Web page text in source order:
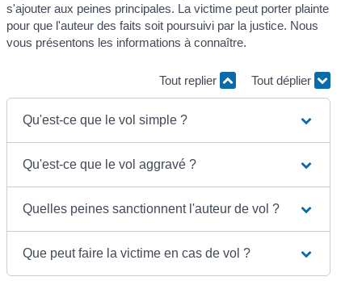
s'ajouter aux peines principales. La victime peut porter plainte
pour que l'auteur des faits soit poursuivi par la justice. Nous
vous présentons les informations à connaître.
Tout replier Tout déplier
Qu'est-ce que le vol simple ?
Qu'est-ce que le vol aggravé ?
Quelles peines sanctionnent l'auteur de vol ?
Que peut faire la victime en cas de vol ?